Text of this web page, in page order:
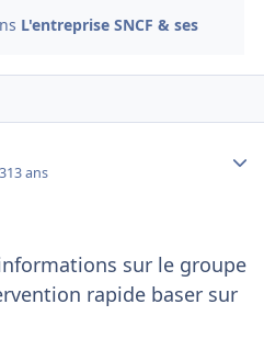
L'entreprise SNCF & ses
13 ans
sur le groupe
rapide baser sur